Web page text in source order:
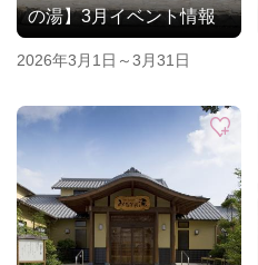
の湯】3月イベント情報
2026年3月1日～3月31日